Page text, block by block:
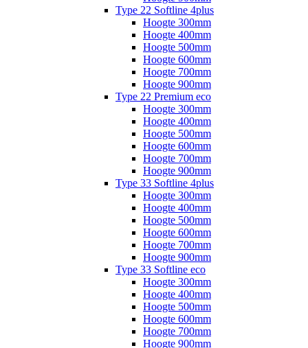
Type 22 Softline 4plus
Hoogte 300mm
Hoogte 400mm
Hoogte 500mm
Hoogte 600mm
Hoogte 700mm
Hoogte 900mm
Type 22 Premium eco
Hoogte 300mm
Hoogte 400mm
Hoogte 500mm
Hoogte 600mm
Hoogte 700mm
Hoogte 900mm
Type 33 Softline 4plus
Hoogte 300mm
Hoogte 400mm
Hoogte 500mm
Hoogte 600mm
Hoogte 700mm
Hoogte 900mm
Type 33 Softline eco
Hoogte 300mm
Hoogte 400mm
Hoogte 500mm
Hoogte 600mm
Hoogte 700mm
Hoogte 900mm